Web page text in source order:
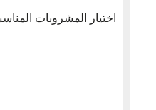
اختيار المشروبات